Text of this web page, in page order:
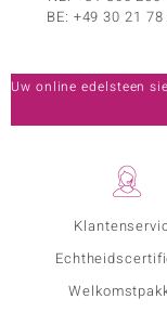
BE: +49 30 21 78
Uw online edelsteen